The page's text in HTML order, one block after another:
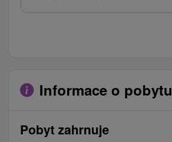
Informace o pobytu
Pobyt zahrnuje